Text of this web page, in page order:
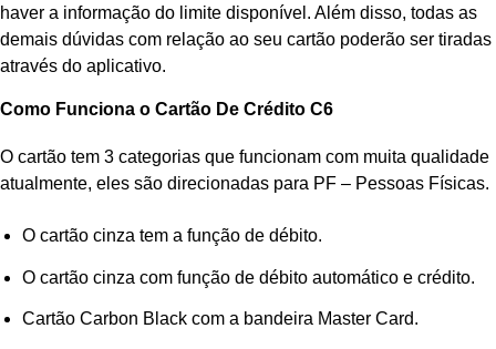
haver a informação do limite disponível. Além disso, todas as
demais dúvidas com relação ao seu cartão poderão ser tiradas
através do aplicativo.
Como Funciona o Cartão De Crédito C6
O cartão tem 3 categorias que funcionam com muita qualidade
atualmente, eles são direcionadas para PF – Pessoas Físicas.
O cartão cinza tem a função de débito.
O cartão cinza com função de débito automático e crédito.
Cartão Carbon Black com a bandeira Master Card.